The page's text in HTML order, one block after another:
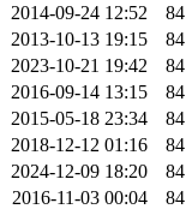
2014-09-24 12:52
84
2013-10-13 19:15
84
2023-10-21 19:42
84
2016-09-14 13:15
84
2015-05-18 23:34
84
2018-12-12 01:16
84
2024-12-09 18:20
84
2016-11-03 00:04
84